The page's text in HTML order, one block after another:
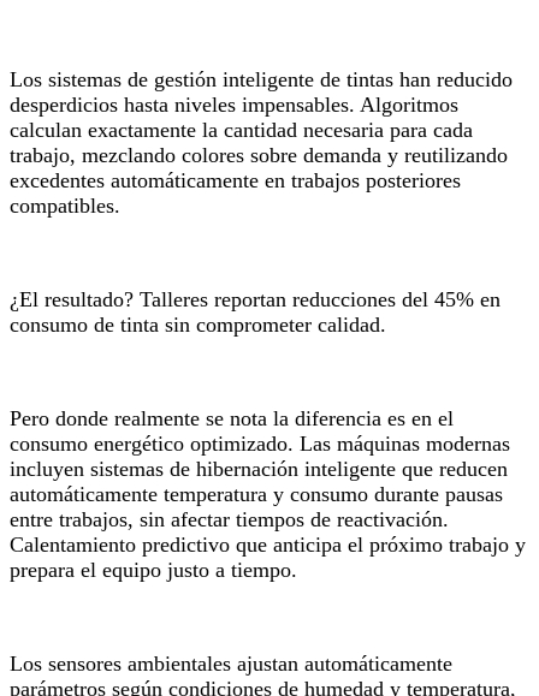
Los sistemas de gestión inteligente de tintas han reducido
desperdicios hasta niveles impensables. Algoritmos
calculan exactamente la cantidad necesaria para cada
trabajo, mezclando colores sobre demanda y reutilizando
excedentes automáticamente en trabajos posteriores
compatibles.
¿El resultado? Talleres reportan reducciones del 45% en
consumo de tinta sin comprometer calidad.
Pero donde realmente se nota la diferencia es en el
consumo energético optimizado. Las máquinas modernas
incluyen sistemas de hibernación inteligente que reducen
automáticamente temperatura y consumo durante pausas
entre trabajos, sin afectar tiempos de reactivación.
Calentamiento predictivo que anticipa el próximo trabajo y
prepara el equipo justo a tiempo.
Los sensores ambientales ajustan automáticamente
parámetros según condiciones de humedad y temperatura,